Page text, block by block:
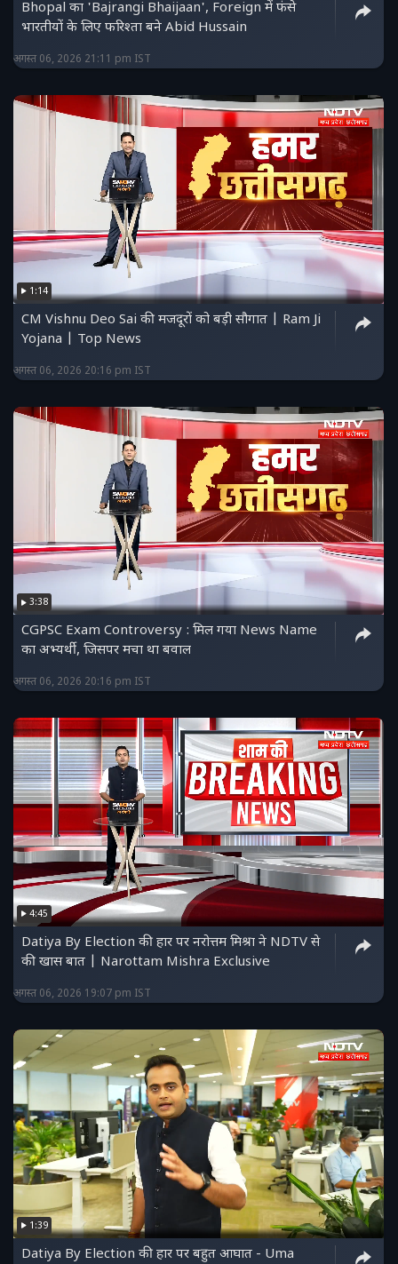
Bhopal का 'Bajrangi Bhaijaan', Foreign में फंसे
भारतीयों के लिए फरिश्ता बने Abid Hussain
अगस्त 06, 2026 21:11 pm IST
1:14
CM Vishnu Deo Sai की मजदूरों को बड़ी सौगात | Ram Ji
Yojana | Top News
अगस्त 06, 2026 20:16 pm IST
3:38
CGPSC Exam Controversy : मिल गया News Name
का अभ्यर्थी, जिसपर मचा था बवाल
अगस्त 06, 2026 20:16 pm IST
4:45
Datiya By Election की हार पर नरोत्तम मिश्रा ने NDTV से
की खास बात | Narottam Mishra Exclusive
अगस्त 06, 2026 19:07 pm IST
1:39
Datiya By Election की हार पर बहुत आघात - Uma